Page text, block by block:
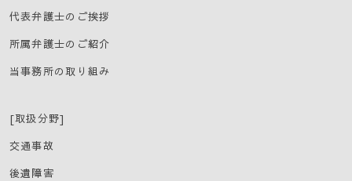
代表弁護士のご挨拶
所属弁護士のご紹介
当事務所の取り組み
[取扱分野]
交通事故
後遺障害